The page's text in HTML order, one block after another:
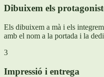
Dibuixem els
Els dibuixem a mà i els
amb el nom a la portada i la
3
Impressió i entrega